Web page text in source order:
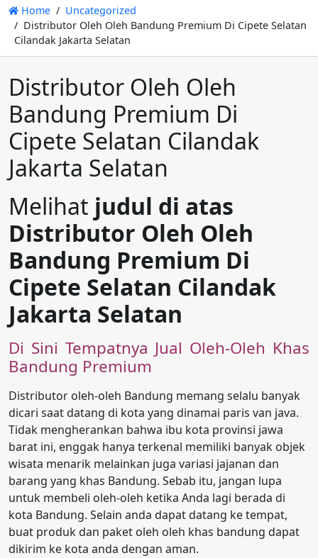
Home
Uncategorized
Distributor Oleh Oleh Bandung Premium Di Cipete Selatan
Cilandak Jakarta Selatan
Distributor Oleh Oleh
Bandung Premium Di
Cipete Selatan Cilandak
Jakarta Selatan
Melihat judul di atas
Distributor Oleh Oleh
Bandung Premium Di
Cipete Selatan Cilandak
Jakarta Selatan
Di Sini Tempatnya Jual Oleh-Oleh Khas
Bandung Premium
Distributor oleh-oleh Bandung memang selalu banyak
dicari saat datang di kota yang dinamai paris van java.
Tidak mengherankan bahwa ibu kota provinsi jawa
barat ini, enggak hanya terkenal memiliki banyak objek
wisata menarik melainkan juga variasi jajanan dan
barang yang khas Bandung. Sebab itu, jangan lupa
untuk membeli oleh-oleh ketika Anda lagi berada di
kota Bandung. Selain anda dapat datang ke tempat,
buat produk dan paket oleh oleh khas bandung dapat
dikirim ke kota anda dengan aman.